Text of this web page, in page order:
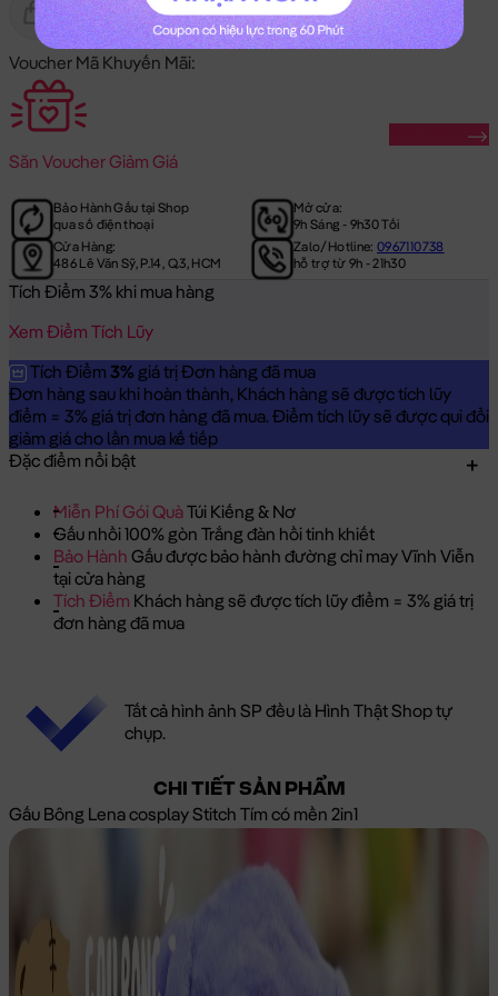
Gửi Tặng Hết Hàng
Voucher Mã Khuyến Mãi:
Săn Voucher Giảm Giá
Bảo Hành Gấu tại Shop
qua số điện thoại
Mở cửa:
9h Sáng - 9h30 Tối
Cửa Hàng:
486 Lê Văn Sỹ, P.14, Q.3, HCM
Zalo/Hotline:0967110738
hỗ trợ từ 9h - 21h30
Tích Điểm 3% khi mua hàng
Xem Điểm Tích Lũy
Tích Điểm 3% giá trị Đơn hàng đã mua
Đơn hàng sau khi hoàn thành, Khách hàng sẽ được tích lũy
điểm = 3% giá trị đơn hàng đã mua. Điểm tích lũy sẽ được qui đổi
giảm giá cho lần mua kế tiếp
Đặc điểm nổi bật
Miễn Phí Gói QuàTúi Kiếng & Nơ
Gấu nhồi 100% gòn Trắng đàn hồi tinh khiết
Bảo Hành Gấu được bảo hành đường chỉ may Vĩnh Viễn
tại cửa hàng
Tích Điểm Khách hàng sẽ được tích lũy điểm = 3% giá trị
đơn hàng đã mua
Tất cả hình ảnh SP đều là Hình Thật Shop tự
chụp.
CHI TIẾT SẢN PHẨM
Gấu Bông Lena cosplay Stitch Tím có mền 2in1